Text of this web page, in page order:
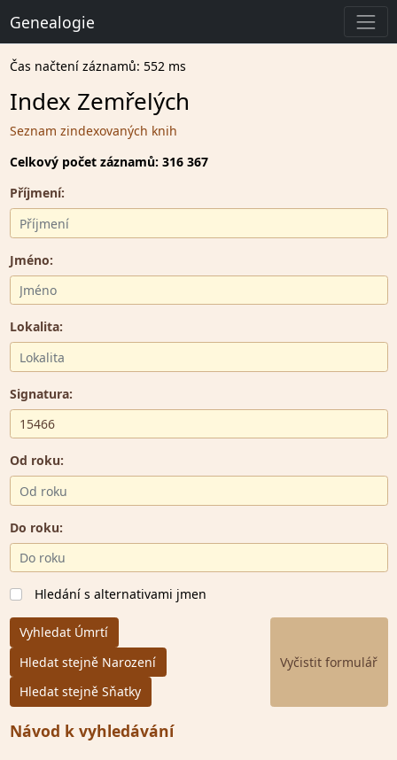
Genealogie
Čas načtení záznamů: 552 ms
Index Zemřelých
Seznam zindexovaných knih
Celkový počet záznamů: 316 367
Příjmení:
Jméno:
Lokalita:
Signatura:
Od roku:
Do roku:
Hledání s alternativami jmen
Vyhledat Úmrtí
Hledat stejně Narození
Hledat stejně Sňatky
Návod k vyhledávání